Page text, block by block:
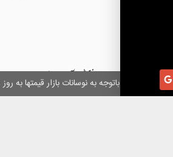
همکاران گرامی باتوجه به نوسانات بازار قیمتها